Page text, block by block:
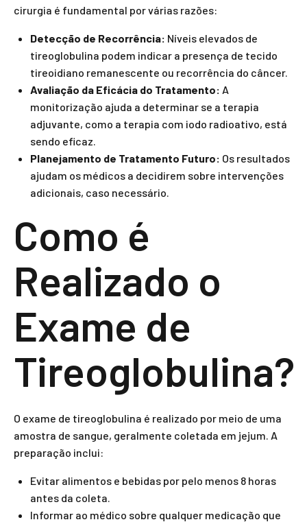
cirurgia é fundamental por várias razões:
Detecção de Recorrência: Níveis elevados de
tireoglobulina podem indicar a presença de tecido
tireoidiano remanescente ou recorrência do câncer.
Avaliação da Eficácia do Tratamento: A
monitorização ajuda a determinar se a terapia
adjuvante, como a terapia com iodo radioativo, está
sendo eficaz.
Planejamento de Tratamento Futuro: Os resultados
ajudam os médicos a decidirem sobre intervenções
adicionais, caso necessário.
Como é
Realizado o
Exame de
Tireoglobulina?
O exame de tireoglobulina é realizado por meio de uma
amostra de sangue, geralmente coletada em jejum. A
preparação inclui:
Evitar alimentos e bebidas por pelo menos 8 horas
antes da coleta.
Informar ao médico sobre qualquer medicação que